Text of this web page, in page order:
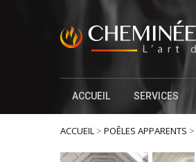
ACCUEIL SERVICES
ACCUEIL > POÊLES APPARENTS >